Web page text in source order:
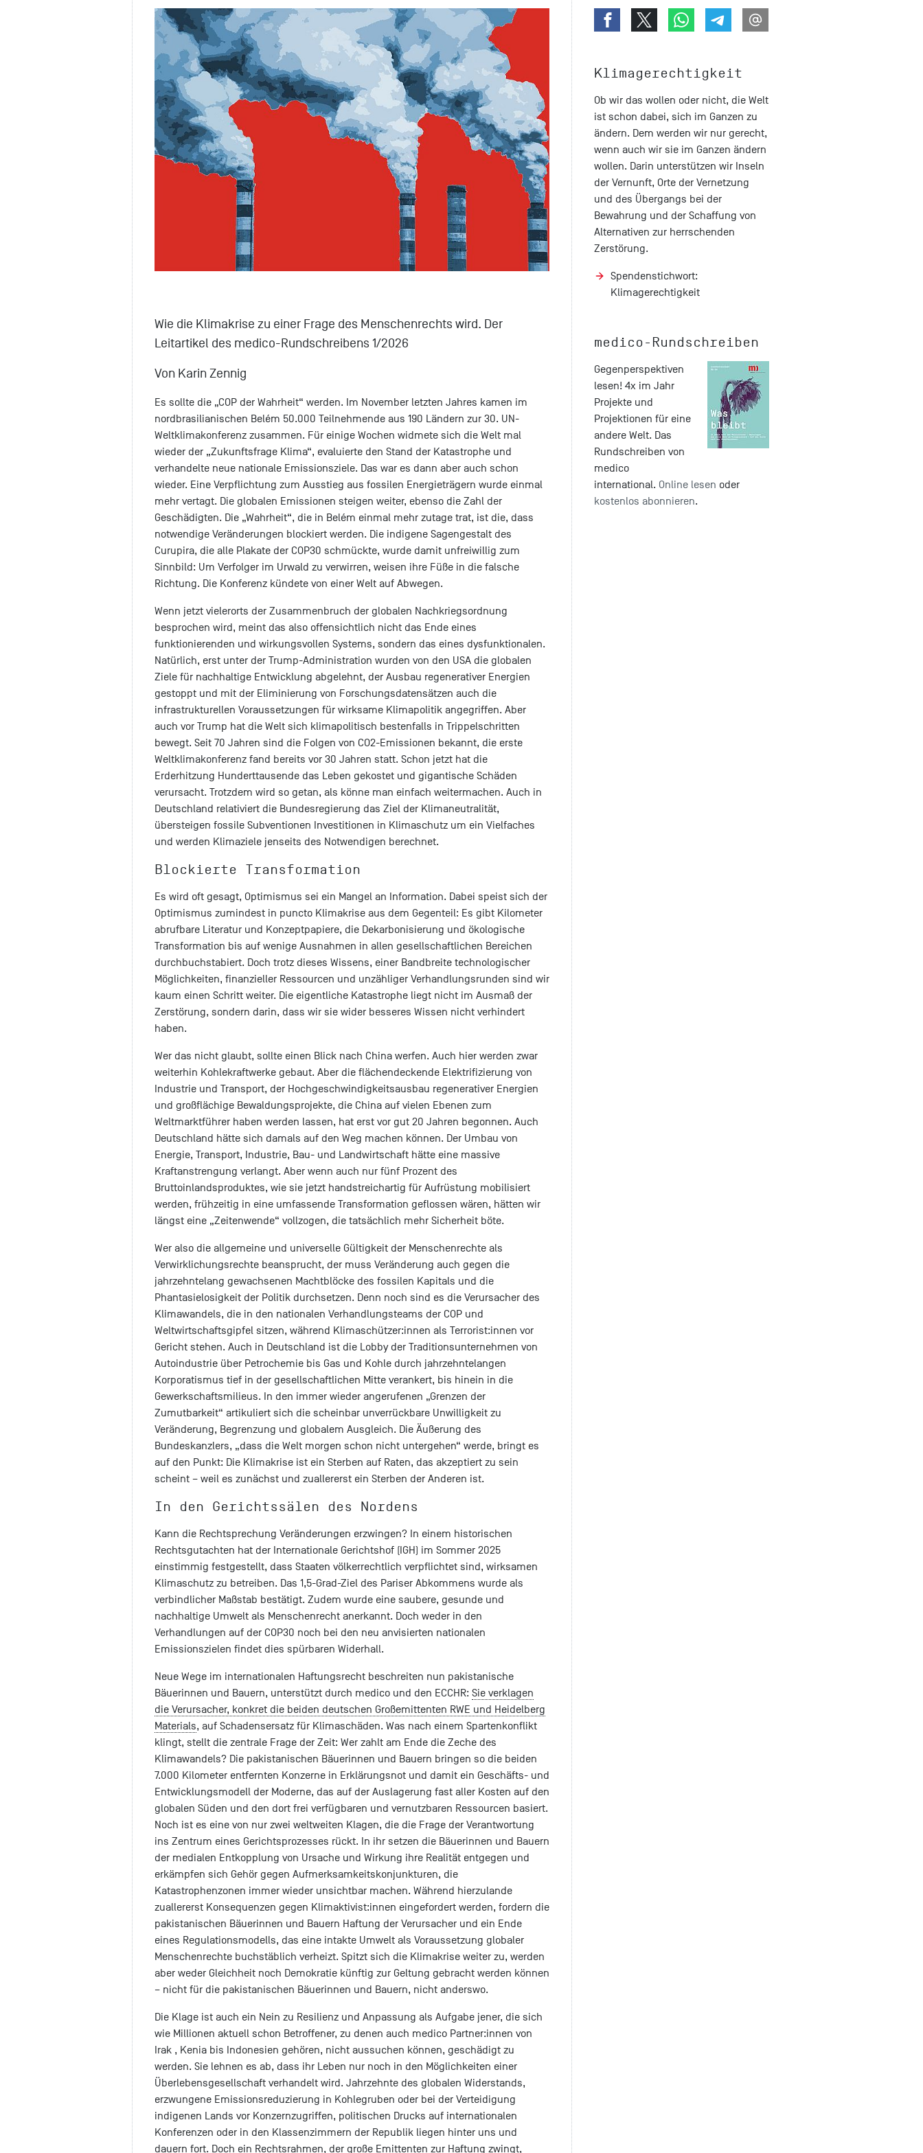
Wie die Klimakrise zu einer Frage des Menschenrechts wird. Der
Leitartikel des medico-Rundschreibens 1/2026
Von Karin Zennig
Es sollte die „COP der Wahrheit“ werden. Im November letzten Jahres kamen im
nordbrasilianischen Belém 50.000 Teilnehmende aus 190 Ländern zur 30. UN-
Weltklimakonferenz zusammen. Für einige Wochen widmete sich die Welt mal
wieder der „Zukunftsfrage Klima“, evaluierte den Stand der Katastrophe und
verhandelte neue nationale Emissionsziele. Das war es dann aber auch schon
wieder. Eine Verpflichtung zum Ausstieg aus fossilen Energieträgern wurde einmal
mehr vertagt. Die globalen Emissionen steigen weiter, ebenso die Zahl der
Geschädigten. Die „Wahrheit“, die in Belém einmal mehr zutage trat, ist die, dass
notwendige Veränderungen blockiert werden. Die indigene Sagengestalt des
Curupira, die alle Plakate der COP30 schmückte, wurde damit unfreiwillig zum
Sinnbild: Um Verfolger im Urwald zu verwirren, weisen ihre Füße in die falsche
Richtung. Die Konferenz kündete von einer Welt auf Abwegen.
Wenn jetzt vielerorts der Zusammenbruch der globalen Nachkriegsordnung
besprochen wird, meint das also offensichtlich nicht das Ende eines
funktionierenden und wirkungsvollen Systems, sondern das eines dysfunktionalen.
Natürlich, erst unter der Trump-Administration wurden von den USA die globalen
Ziele für nachhaltige Entwicklung abgelehnt, der Ausbau regenerativer Energien
gestoppt und mit der Eliminierung von Forschungsdatensätzen auch die
infrastrukturellen Voraussetzungen für wirksame Klimapolitik angegriffen. Aber
auch vor Trump hat die Welt sich klimapolitisch bestenfalls in Trippelschritten
bewegt. Seit 70 Jahren sind die Folgen von CO2-Emissionen bekannt, die erste
Weltklimakonferenz fand bereits vor 30 Jahren statt. Schon jetzt hat die
Erderhitzung Hunderttausende das Leben gekostet und gigantische Schäden
verursacht. Trotzdem wird so getan, als könne man einfach weitermachen. Auch in
Deutschland relativiert die Bundesregierung das Ziel der Klimaneutralität,
übersteigen fossile Subventionen Investitionen in Klimaschutz um ein Vielfaches
und werden Klimaziele jenseits des Notwendigen berechnet.
Blockierte Transformation
Es wird oft gesagt, Optimismus sei ein Mangel an Information. Dabei speist sich der
Optimismus zumindest in puncto Klimakrise aus dem Gegenteil: Es gibt Kilometer
abrufbare Literatur und Konzeptpapiere, die Dekarbonisierung und ökologische
Transformation bis auf wenige Ausnahmen in allen gesellschaftlichen Bereichen
durchbuchstabiert. Doch trotz dieses Wissens, einer Bandbreite technologischer
Möglichkeiten, finanzieller Ressourcen und unzähliger Verhandlungsrunden sind wir
kaum einen Schritt weiter. Die eigentliche Katastrophe liegt nicht im Ausmaß der
Zerstörung, sondern darin, dass wir sie wider besseres Wissen nicht verhindert
haben.
Wer das nicht glaubt, sollte einen Blick nach China werfen. Auch hier werden zwar
weiterhin Kohlekraftwerke gebaut. Aber die flächendeckende Elektrifizierung von
Industrie und Transport, der Hochgeschwindigkeitsausbau regenerativer Energien
und großflächige Bewaldungsprojekte, die China auf vielen Ebenen zum
Weltmarktführer haben werden lassen, hat erst vor gut 20 Jahren begonnen. Auch
Deutschland hätte sich damals auf den Weg machen können. Der Umbau von
Energie, Transport, Industrie, Bau- und Landwirtschaft hätte eine massive
Kraftanstrengung verlangt. Aber wenn auch nur fünf Prozent des
Bruttoinlandsproduktes, wie sie jetzt handstreichartig für Aufrüstung mobilisiert
werden, frühzeitig in eine umfassende Transformation geflossen wären, hätten wir
längst eine „Zeitenwende“ vollzogen, die tatsächlich mehr Sicherheit böte.
Wer also die allgemeine und universelle Gültigkeit der Menschenrechte als
Verwirklichungsrechte beansprucht, der muss Veränderung auch gegen die
jahrzehntelang gewachsenen Machtblöcke des fossilen Kapitals und die
Phantasielosigkeit der Politik durchsetzen. Denn noch sind es die Verursacher des
Klimawandels, die in den nationalen Verhandlungsteams der COP und
Weltwirtschaftsgipfel sitzen, während Klimaschützer:innen als Terrorist:innen vor
Gericht stehen. Auch in Deutschland ist die Lobby der Traditionsunternehmen von
Autoindustrie über Petrochemie bis Gas und Kohle durch jahrzehntelangen
Korporatismus tief in der gesellschaftlichen Mitte verankert, bis hinein in die
Gewerkschaftsmilieus. In den immer wieder angerufenen „Grenzen der
Zumutbarkeit“ artikuliert sich die scheinbar unverrückbare Unwilligkeit zu
Veränderung, Begrenzung und globalem Ausgleich. Die Äußerung des
Bundeskanzlers, „dass die Welt morgen schon nicht untergehen“ werde, bringt es
auf den Punkt: Die Klimakrise ist ein Sterben auf Raten, das akzeptiert zu sein
scheint – weil es zunächst und zuallererst ein Sterben der Anderen ist.
In den Gerichtssälen des Nordens
Kann die Rechtsprechung Veränderungen erzwingen? In einem historischen
Rechtsgutachten hat der Internationale Gerichtshof (IGH) im Sommer 2025
einstimmig festgestellt, dass Staaten völkerrechtlich verpflichtet sind, wirksamen
Klimaschutz zu betreiben. Das 1,5-Grad-Ziel des Pariser Abkommens wurde als
verbindlicher Maßstab bestätigt. Zudem wurde eine saubere, gesunde und
nachhaltige Umwelt als Menschenrecht anerkannt. Doch weder in den
Verhandlungen auf der COP30 noch bei den neu anvisierten nationalen
Emissionszielen findet dies spürbaren Widerhall.
Neue Wege im internationalen Haftungsrecht beschreiten nun pakistanische
Bäuerinnen und Bauern, unterstützt durch medico und den ECCHR: Sie verklagen
die Verursacher, konkret die beiden deutschen Großemittenten RWE und Heidelberg
Materials, auf Schadensersatz für Klimaschäden. Was nach einem Spartenkonflikt
klingt, stellt die zentrale Frage der Zeit: Wer zahlt am Ende die Zeche des
Klimawandels? Die pakistanischen Bäuerinnen und Bauern bringen so die beiden
7.000 Kilometer entfernten Konzerne in Erklärungsnot und damit ein Geschäfts- und
Entwicklungsmodell der Moderne, das auf der Auslagerung fast aller Kosten auf den
globalen Süden und den dort frei verfügbaren und vernutzbaren Ressourcen basiert.
Noch ist es eine von nur zwei weltweiten Klagen, die die Frage der Verantwortung
ins Zentrum eines Gerichtsprozesses rückt. In ihr setzen die Bäuerinnen und Bauern
der medialen Entkopplung von Ursache und Wirkung ihre Realität entgegen und
erkämpfen sich Gehör gegen Aufmerksamkeitskonjunkturen, die
Katastrophenzonen immer wieder unsichtbar machen. Während hierzulande
zuallererst Konsequenzen gegen Klimaktivist:innen eingefordert werden, fordern die
pakistanischen Bäuerinnen und Bauern Haftung der Verursacher und ein Ende
eines Regulationsmodells, das eine intakte Umwelt als Voraussetzung globaler
Menschenrechte buchstäblich verheizt. Spitzt sich die Klimakrise weiter zu, werden
aber weder Gleichheit noch Demokratie künftig zur Geltung gebracht werden können
– nicht für die pakistanischen Bäuerinnen und Bauern, nicht anderswo.
Die Klage ist auch ein Nein zu Resilienz und Anpassung als Aufgabe jener, die sich
wie Millionen aktuell schon Betroffener, zu denen auch medico Partner:innen von
Irak , Kenia bis Indonesien gehören, nicht aussuchen können, geschädigt zu
werden. Sie lehnen es ab, dass ihr Leben nur noch in den Möglichkeiten einer
Überlebensgesellschaft verhandelt wird. Jahrzehnte des globalen Widerstands,
erzwungene Emissionsreduzierung in Kohlegruben oder bei der Verteidigung
indigenen Lands vor Konzernzugriffen, politischen Drucks auf internationalen
Konferenzen oder in den Klassenzimmern der Republik liegen hinter uns und
dauern fort. Doch ein Rechtsrahmen, der große Emittenten zur Haftung zwingt,
Klimagerechtigkeit
Ob wir das wollen oder nicht, die Welt
ist schon dabei, sich im Ganzen zu
ändern. Dem werden wir nur gerecht,
wenn auch wir sie im Ganzen ändern
wollen. Darin unterstützen wir Inseln
der Vernunft, Orte der Vernetzung
und des Übergangs bei der
Bewahrung und der Schaffung von
Alternativen zur herrschenden
Zerstörung.
Spendenstichwort:
Klimagerechtigkeit
medico-Rundschreiben
Gegenperspektiven
lesen! 4x im Jahr
Projekte und
Projektionen für eine
andere Welt. Das
Rundschreiben von
medico
international. Online lesen oder
kostenlos abonnieren.